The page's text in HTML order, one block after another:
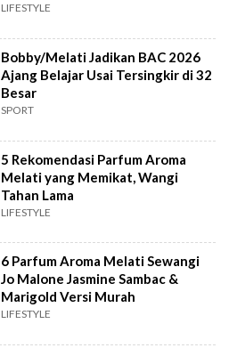
LIFESTYLE
Bobby/Melati Jadikan BAC 2026
Ajang Belajar Usai Tersingkir di 32
Besar
SPORT
5 Rekomendasi Parfum Aroma
Melati yang Memikat, Wangi
Tahan Lama
LIFESTYLE
6 Parfum Aroma Melati Sewangi
Jo Malone Jasmine Sambac &
Marigold Versi Murah
LIFESTYLE